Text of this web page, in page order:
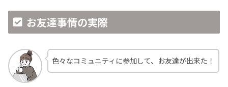
お友達事情の実際
色々なコミュニティに参加して、お友達が出来た！